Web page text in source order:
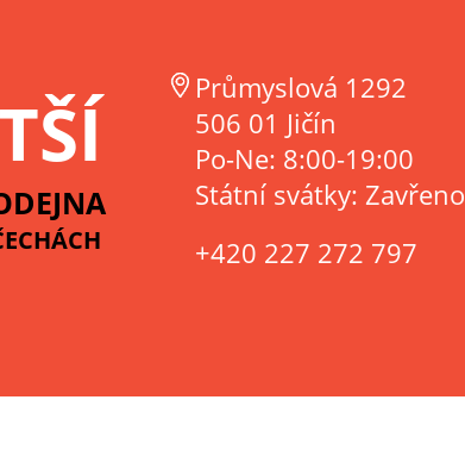
Průmyslová 1292
506 01 Jičín
Po-Ne: 8:00-19:00
Státní svátky: Zavřeno
+420 227 272 797